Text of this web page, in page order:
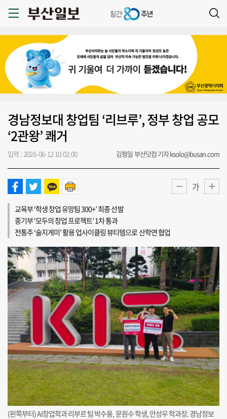
경남정보대 창업팀 ‘리브루’, 정부 창업 공모
‘2관왕’ 쾌거
입력 : 2026-06-12 10:02:00 김형일 부산닷컴 기자 ksolo@busan.com
가
교육부 ‘학생 창업 유망팀 300+’ 최종 선발
중기부 ‘모두의 창업 프로젝트’ 1차 통과
전통주 ‘술지게미’ 활용 업사이클링 뷰티템으로 산학연 협업
(왼쪽부터) AI창업학과 리부르 팀 박수용, 문원수 학생, 안성우 학과장. 경남정보